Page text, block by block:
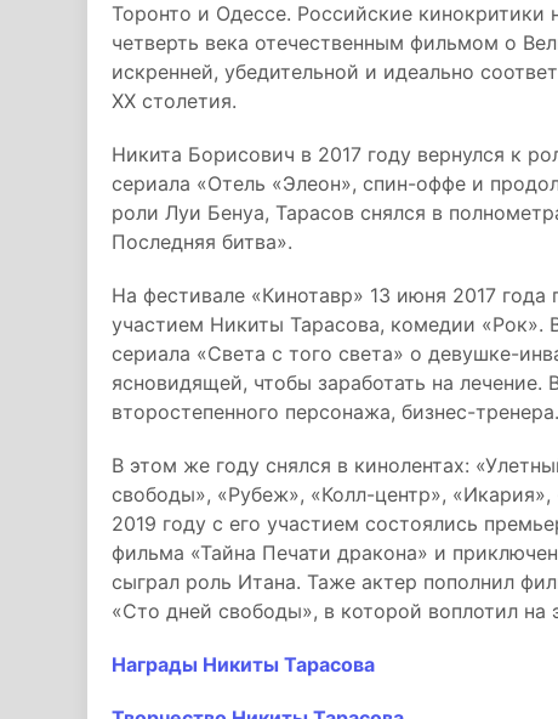
Торонто и Одессе. Российские
четверть века отечественным фильмом о
искренней, убедительной и идеально
XX столетия.
Никита Борисович в 2017 году вернулся к
сериала «Отель «Элеон», спин-оффе и
роли Луи Бенуа, Тарасов снялся в
Последняя битва».
На фестивале «Кинотавр» 13 июня 2017
участием Никиты Тарасова, комедии «Рок».
сериала «Света с того света» о девушке-
ясновидящей, чтобы заработать на лечение.
второстепенного персонажа, бизнес-тренера.
В этом же году снялся в кинолентах:
свободы», «Рубеж», «Колл-центр»,
2019 году с его участием состоялись
фильма «Тайна Печати дракона» и
сыграл роль Итана. Таже актер пополнил
«Сто дней свободы», в которой воплотил
Награды Никиты Тарасова